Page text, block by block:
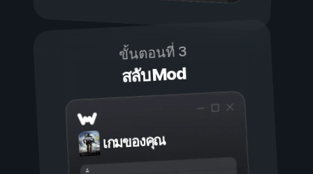
ขั้นตอนที่ 3
สลับ Mod
เกมของคุณ